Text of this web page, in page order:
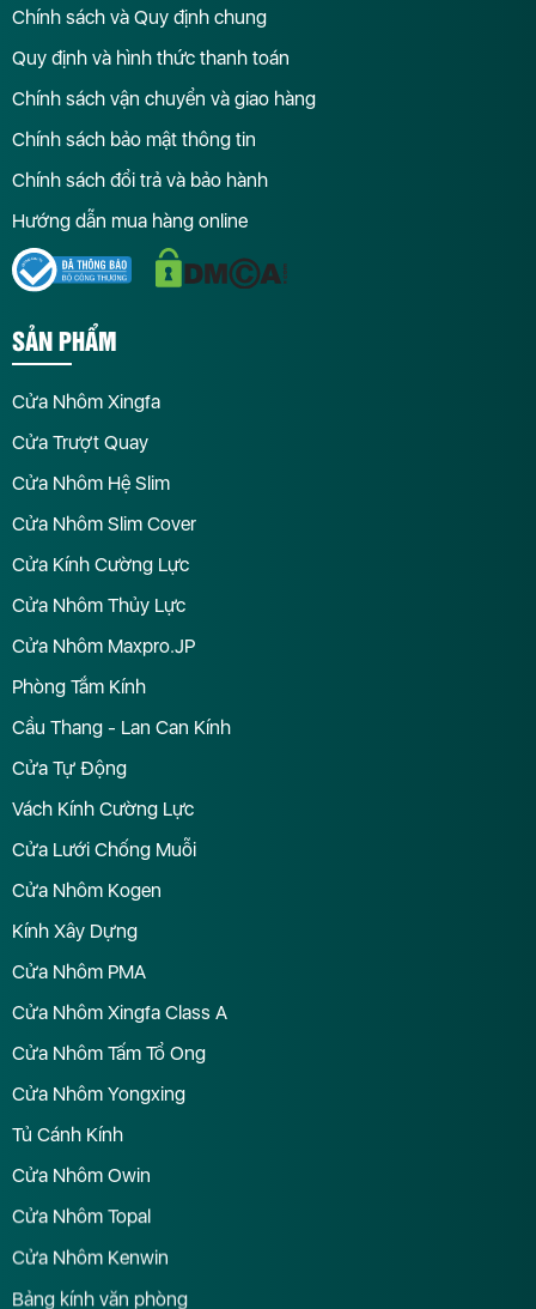
Chính sách và Quy định chung
Quy định và hình thức thanh toán
Chính sách vận chuyển và giao hàng
Chính sách bảo mật thông tin
Chính sách đổi trả và bảo hành
Hướng dẫn mua hàng online
SẢN PHẨM
Cửa Nhôm Xingfa
Cửa Trượt Quay
Cửa Nhôm Hệ Slim
Cửa Nhôm Slim Cover
Cửa Kính Cường Lực
Cửa Nhôm Thủy Lực
Cửa Nhôm Maxpro.JP
Phòng Tắm Kính
Cầu Thang - Lan Can Kính
Cửa Tự Động
Vách Kính Cường Lực
Cửa Lưới Chống Muỗi
Cửa Nhôm Kogen
Kính Xây Dựng
Cửa Nhôm PMA
Cửa Nhôm Xingfa Class A
Cửa Nhôm Tấm Tổ Ong
Cửa Nhôm Yongxing
Tủ Cánh Kính
Cửa Nhôm Owin
Cửa Nhôm Topal
Cửa Nhôm Kenwin
Bảng kính văn phòng